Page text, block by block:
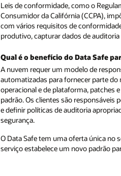
Leis de conformidade, como o
Consumidor da Califórnia (CCPA),
com vários requisitos de
produtivo, capturar dados de
Qual é o benefício do Data Safe
A nuvem requer um modelo de
automatizadas para fornecer parte
operacional e de plataforma, patches
padrão. Os clientes são responsáveis
e definir políticas de auditoria
segurança.
O Data Safe tem uma oferta única no
serviço estabelece um novo padrão